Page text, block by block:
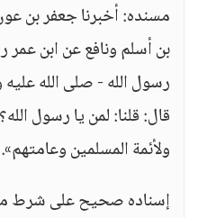
مسنده: أخبرنا جعفر بن
بن أسلم ونافع عن ابن عمر
رسول الله - صلى الله
قال: قلنا: لمن يا رسول
ولأئمة المسلمين وعامتهم».
إسناده صحيح على شرط